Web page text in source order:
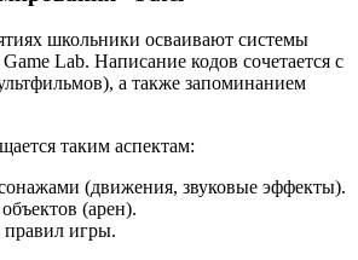
школьники осваивают системы
Lab. Написание кодов сочетается с
а также запоминанием
таким аспектам:
(движения, звуковые эффекты).
(арен).
игры.